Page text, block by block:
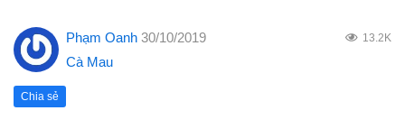
Phạm Oanh 30/10/2019 13.2K
Cà Mau
Chia sẻ